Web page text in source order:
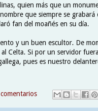
quien más que un
que siempre se
fan del moañés en su día.
y un buen escultor. De
Celta. Si por un servidor
pues es nuestro